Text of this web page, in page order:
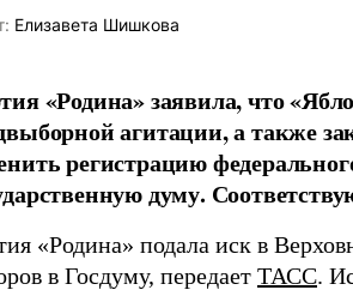
Елизавета Шишкова
«Родина» заявила, что
агитации, а также
регистрацию
думу.
«Родина» подала иск в
в Госдуму, передает ТАСС.